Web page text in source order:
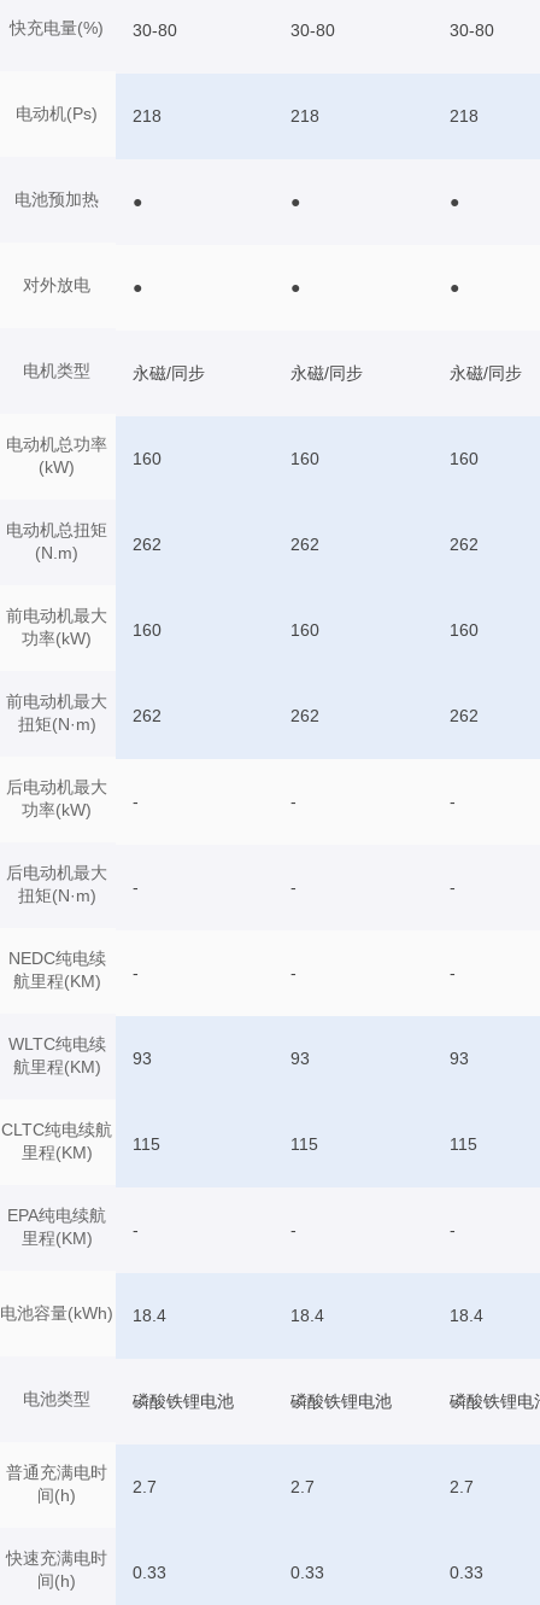
快充电量(%)
电动机(Ps)
电池预加热
对外放电
电机类型
电动机总功率
(kW)
电动机总扭矩
(N.m)
前电动机最大
功率(kW)
前电动机最大
扭矩(N·m)
后电动机最大
功率(kW)
后电动机最大
扭矩(N·m)
NEDC纯电续
航里程(KM)
WLTC纯电续
航里程(KM)
CLTC纯电续航
里程(KM)
EPA纯电续航
里程(KM)
电池容量(kWh)
电池类型
普通充满电时
间(h)
快速充满电时
间(h)
30-80 30-80 30-80
218 218 218
● ● ●
● ● ●
永磁/同步 永磁/同步 永磁/同步
160 160 160
262 262 262
160 160 160
262 262 262
- - -
- - -
- - -
93 93 93
115 115 115
- - -
18.4 18.4 18.4
磷酸铁锂电池 磷酸铁锂电池 磷酸铁锂电
2.7 2.7 2.7
0.33 0.33 0.33